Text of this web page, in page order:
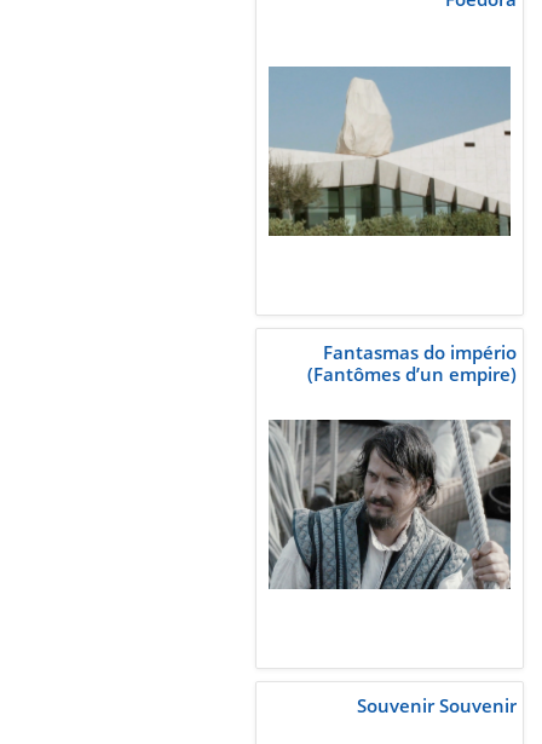
Fantasmas do império
(Fantômes d’un empire)
Souvenir Souvenir